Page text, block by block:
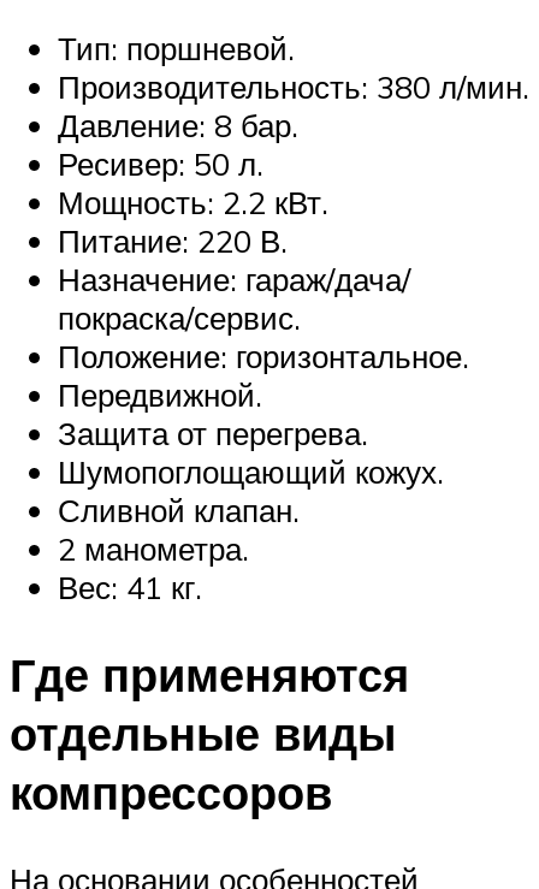
Тип: поршневой.
Производительность: 380 л/мин.
Давление: 8 бар.
Ресивер: 50 л.
Мощность: 2.2 кВт.
Питание: 220 В.
Назначение: гараж/дача/
покраска/сервис.
Положение: горизонтальное.
Передвижной.
Защита от перегрева.
Шумопоглощающий кожух.
Сливной клапан.
2 манометра.
Вес: 41 кг.
Где применяются
отдельные виды
компрессоров
На основании особенностей